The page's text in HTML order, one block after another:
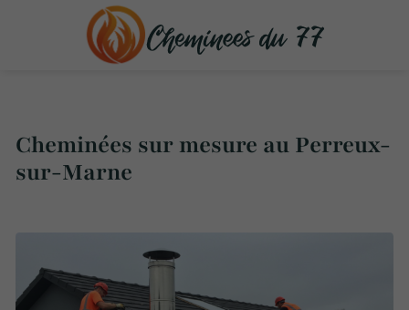
Cheminées sur mesure au Perreux-
sur-Marne